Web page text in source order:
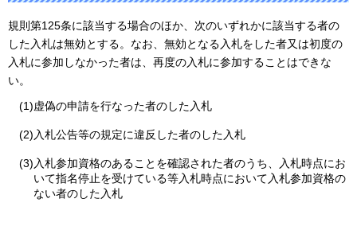
規則第125条に該当する場合のほか、次のいずれかに該当する者の
した入札は無効とする。なお、無効となる入札をした者又は初度の
入札に参加しなかった者は、再度の入札に参加することはできな
い。
(1)虚偽の申請を行なった者のした入札
(2)入札公告等の規定に違反した者のした入札
(3)入札参加資格のあることを確認された者のうち、入札時点にお
いて指名停止を受けている等入札時点において入札参加資格の
ない者のした入札